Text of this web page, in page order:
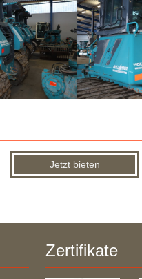
Jetzt bieten
Zertifikate